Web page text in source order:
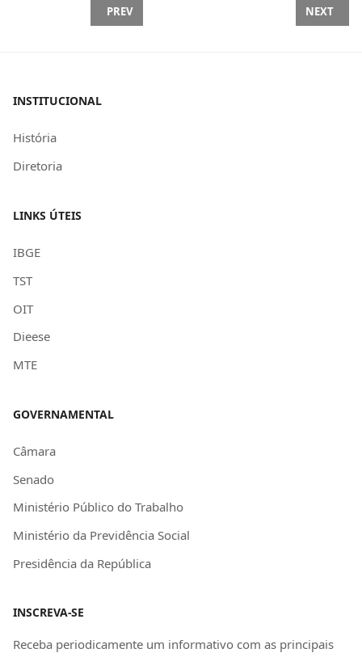
PREVIOUS ARTICLE: SEAAC NOTIFICA EMPRESAS
PREV NEXT
NEXT
INSTITUCIONAL
História
Diretoria
LINKS ÚTEIS
IBGE
TST
OIT
Dieese
MTE
GOVERNAMENTAL
Câmara
Senado
Ministério Público do Trabalho
Ministério da Previdência Social
Presidência da República
INSCREVA-SE
Receba periodicamente um informativo com as principais